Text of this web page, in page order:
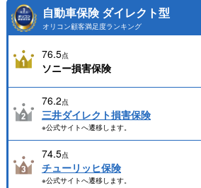
自動車保険 ダイレクト型
オリコン顧客満足度ランキング
76.5点
ソニー損害保険
76.2点
三井ダイレクト損害保険
※公式サイトへ遷移します。
74.5点
チューリッヒ保険
※公式サイトへ遷移します。